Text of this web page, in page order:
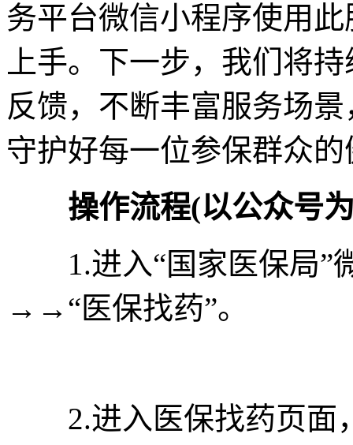
务平台微信小程序使用
上手。下一步，我们将
反馈，不断丰富服务场
守护好每一位参保群众
操作流程(以公众号
1.进入“国家医保局”
→→“医保找药”。
2.进入医保找药页面